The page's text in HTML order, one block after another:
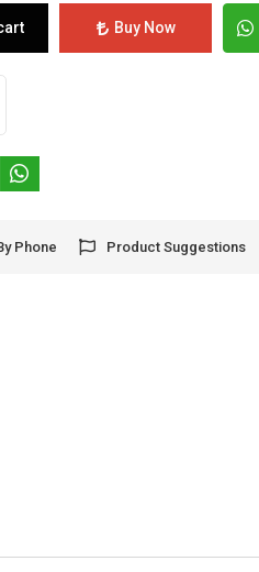
Buy Now
Phone Product Suggestions